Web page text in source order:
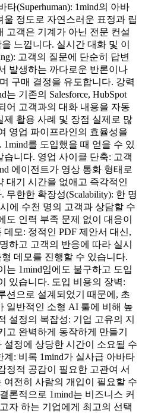
(Superhuman): 1mind의 아바
정도로 자연스러운 표정과 립
고객은 기계가 아닌 전문 컨설
느낍니다. 실시간 대화 및 이
고객의 질문에 단순히 답변
발생하는 까다로운 반론이나
구매 결정을 유도합니다. 강력
기존의 Salesforce, HubSpot
어 고객과의 대화 내용을 자동
제 활용 사례 및 장점 실제로 많
영업 파이프라인의 효율성을
를 도입했을 때 얻을 수 있
니다. 영업 사이클 단축: 고객
에이전트가 영상 통화 형태로
대기 시간을 없애고 즉각적인
무한한 확장성(Scalability): 한 명
에 수천 명의 고객과 상담할 수
도 인력 부족 문제 없이 대응이
모: 정적인 PDF 제안서 대신,
하고 고객의 반응에 따라 실시
데모를 진행할 수 있습니다.
는 1mind임에도 불구하고 도입
있습니다. 도입 비용의 장벽:
션으로 설계되었기 때문에, 초
일반적인 소형 AI 툴에 비해 높
설정의 복잡성: 기업 고유의 지
고 완벽하게 동작하게 만들기
정에 상당한 시간이 소요될 수
: 비록 1mind가 실사급 아바타
정적 공감이 필요한 고관여 서
전히 사람의 개입이 필요할 수
론적으로 1mind는 비즈니스 커
자 하는 기업에게 최고의 선택